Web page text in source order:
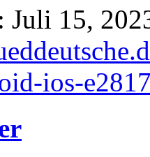
15,
ios-